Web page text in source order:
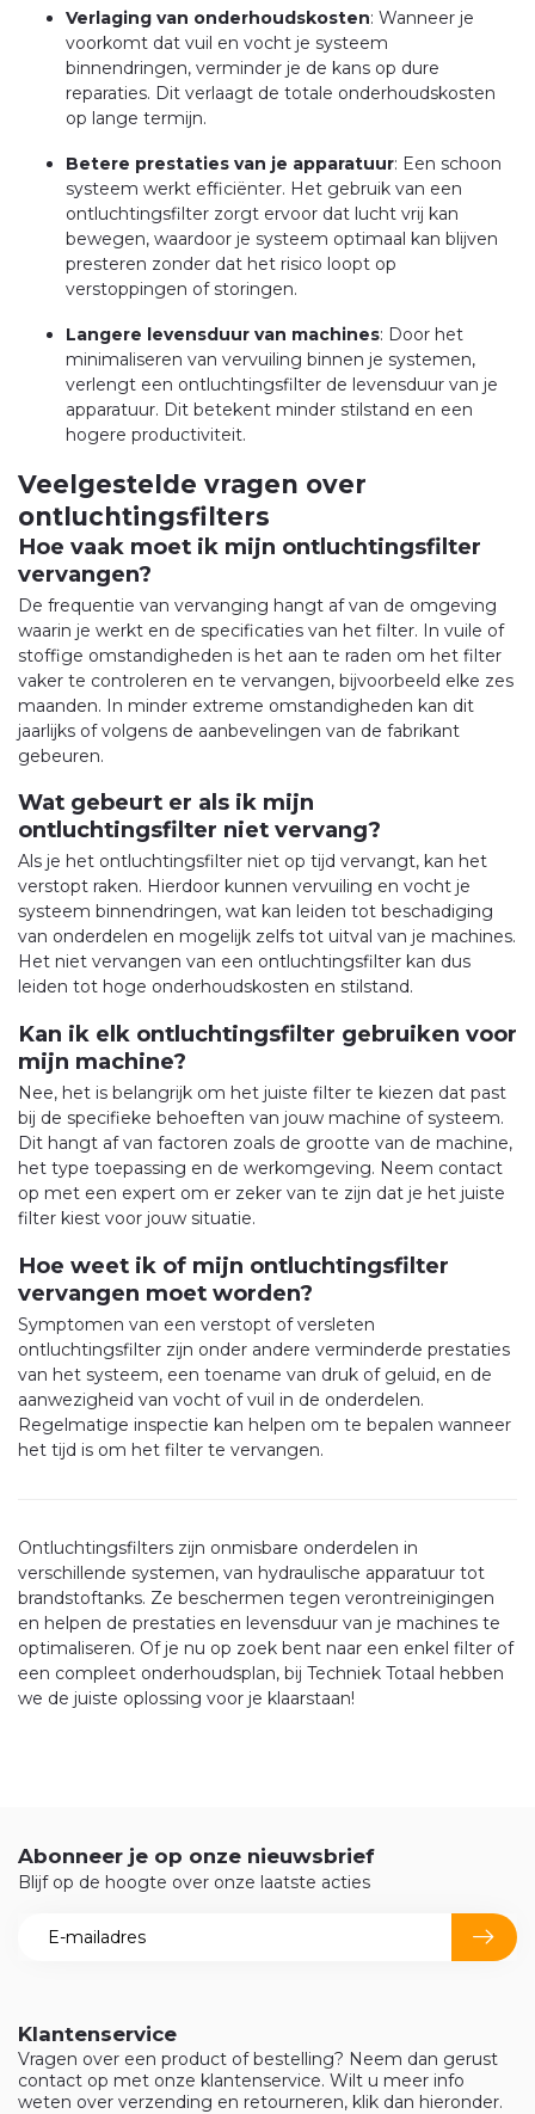
Verlaging van onderhoudskosten: Wanneer je
voorkomt dat vuil en vocht je systeem
binnendringen, verminder je de kans op dure
reparaties. Dit verlaagt de totale onderhoudskosten
op lange termijn.
Betere prestaties van je apparatuur: Een schoon
systeem werkt efficiënter. Het gebruik van een
ontluchtingsfilter zorgt ervoor dat lucht vrij kan
bewegen, waardoor je systeem optimaal kan blijven
presteren zonder dat het risico loopt op
verstoppingen of storingen.
Langere levensduur van machines: Door het
minimaliseren van vervuiling binnen je systemen,
verlengt een ontluchtingsfilter de levensduur van je
apparatuur. Dit betekent minder stilstand en een
hogere productiviteit.
Veelgestelde vragen over
ontluchtingsfilters
Hoe vaak moet ik mijn ontluchtingsfilter
vervangen?
De frequentie van vervanging hangt af van de omgeving
waarin je werkt en de specificaties van het filter. In vuile of
stoffige omstandigheden is het aan te raden om het filter
vaker te controleren en te vervangen, bijvoorbeeld elke zes
maanden. In minder extreme omstandigheden kan dit
jaarlijks of volgens de aanbevelingen van de fabrikant
gebeuren.
Wat gebeurt er als ik mijn
ontluchtingsfilter niet vervang?
Als je het ontluchtingsfilter niet op tijd vervangt, kan het
verstopt raken. Hierdoor kunnen vervuiling en vocht je
systeem binnendringen, wat kan leiden tot beschadiging
van onderdelen en mogelijk zelfs tot uitval van je machines.
Het niet vervangen van een ontluchtingsfilter kan dus
leiden tot hoge onderhoudskosten en stilstand.
Kan ik elk ontluchtingsfilter gebruiken voor
mijn machine?
Nee, het is belangrijk om het juiste filter te kiezen dat past
bij de specifieke behoeften van jouw machine of systeem.
Dit hangt af van factoren zoals de grootte van de machine,
het type toepassing en de werkomgeving. Neem contact
op met een expert om er zeker van te zijn dat je het juiste
filter kiest voor jouw situatie.
Hoe weet ik of mijn ontluchtingsfilter
vervangen moet worden?
Symptomen van een verstopt of versleten
ontluchtingsfilter zijn onder andere verminderde prestaties
van het systeem, een toename van druk of geluid, en de
aanwezigheid van vocht of vuil in de onderdelen.
Regelmatige inspectie kan helpen om te bepalen wanneer
het tijd is om het filter te vervangen.
Ontluchtingsfilters zijn onmisbare onderdelen in
verschillende systemen, van hydraulische apparatuur tot
brandstoftanks. Ze beschermen tegen verontreinigingen
en helpen de prestaties en levensduur van je machines te
optimaliseren. Of je nu op zoek bent naar een enkel filter of
een compleet onderhoudsplan, bij Techniek Totaal hebben
we de juiste oplossing voor je klaarstaan!
Klantenservice
Vragen over een product of bestelling? Neem dan gerust
contact op met onze klantenservice. Wilt u meer info
weten over verzending en retourneren, klik dan hieronder.
Abonneer je op onze nieuwsbrief
Blijf op de hoogte over onze laatste acties